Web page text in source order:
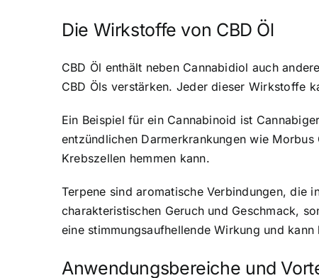
Die Wirkstoffe von CBD Öl
CBD Öl enthält neben Cannabidiol auch
CBD Öls verstärken. Jeder dieser Wirkstoffe
Ein Beispiel für ein Cannabinoid ist
entzündlichen Darmerkrankungen wie
Krebszellen hemmen kann.
Terpene sind aromatische Verbindungen, die
charakteristischen Geruch und Geschmack,
eine stimmungsaufhellende Wirkung und
Anwendungsbereiche und